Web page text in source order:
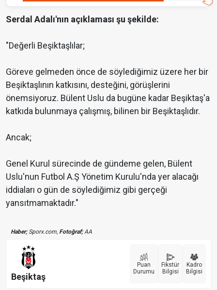
Serdal Adalı'nın açıklaması şu şekilde:
"Değerli Beşiktaşlılar;
Göreve gelmeden önce de söylediğimiz üzere her bir
Beşiktaşlının katkısını, desteğini, görüşlerini
önemsiyoruz. Bülent Uslu da bugüne kadar Beşiktaş'a
katkıda bulunmaya çalışmış, bilinen bir Beşiktaşlıdır.
Ancak;
Genel Kurul sürecinde de gündeme gelen, Bülent
Uslu'nun Futbol A.Ş Yönetim Kurulu'nda yer alacağı
iddiaları o gün de söylediğimiz gibi gerçeği
yansıtmamaktadır."
Haber;Sporx.com, Fotoğraf;AA
Beşiktaş
Puan
Durumu
Fikstür
Bilgisi
Kadro
Bilgisi